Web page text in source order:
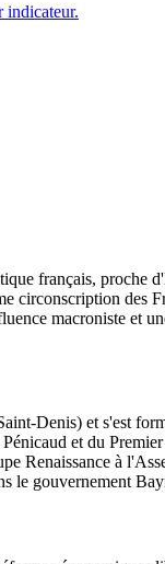
indicateur.
français, proche
circonscription des
macroniste et
Denis) et s'est
et du
Renaissance à
le gouvernement